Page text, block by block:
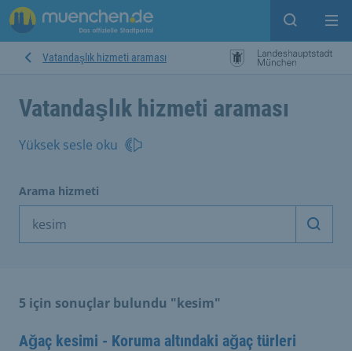
Open
Vatandaşlık hizmeti araması
Vatandaşlık hizmeti araması
Yüksek sesle oku
Arama hizmeti
5 için sonuçlar bulundu "kesim"
Ağaç kesimi - Koruma altındaki ağaç türleri